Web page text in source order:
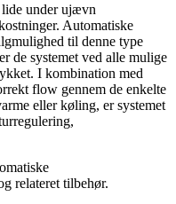
lide under ujævn
Automatiske
til denne type
de systemet ved alle mulige
I kombination med
flow gennem de enkelte
eller køling, er systemet
relateret tilbehør.